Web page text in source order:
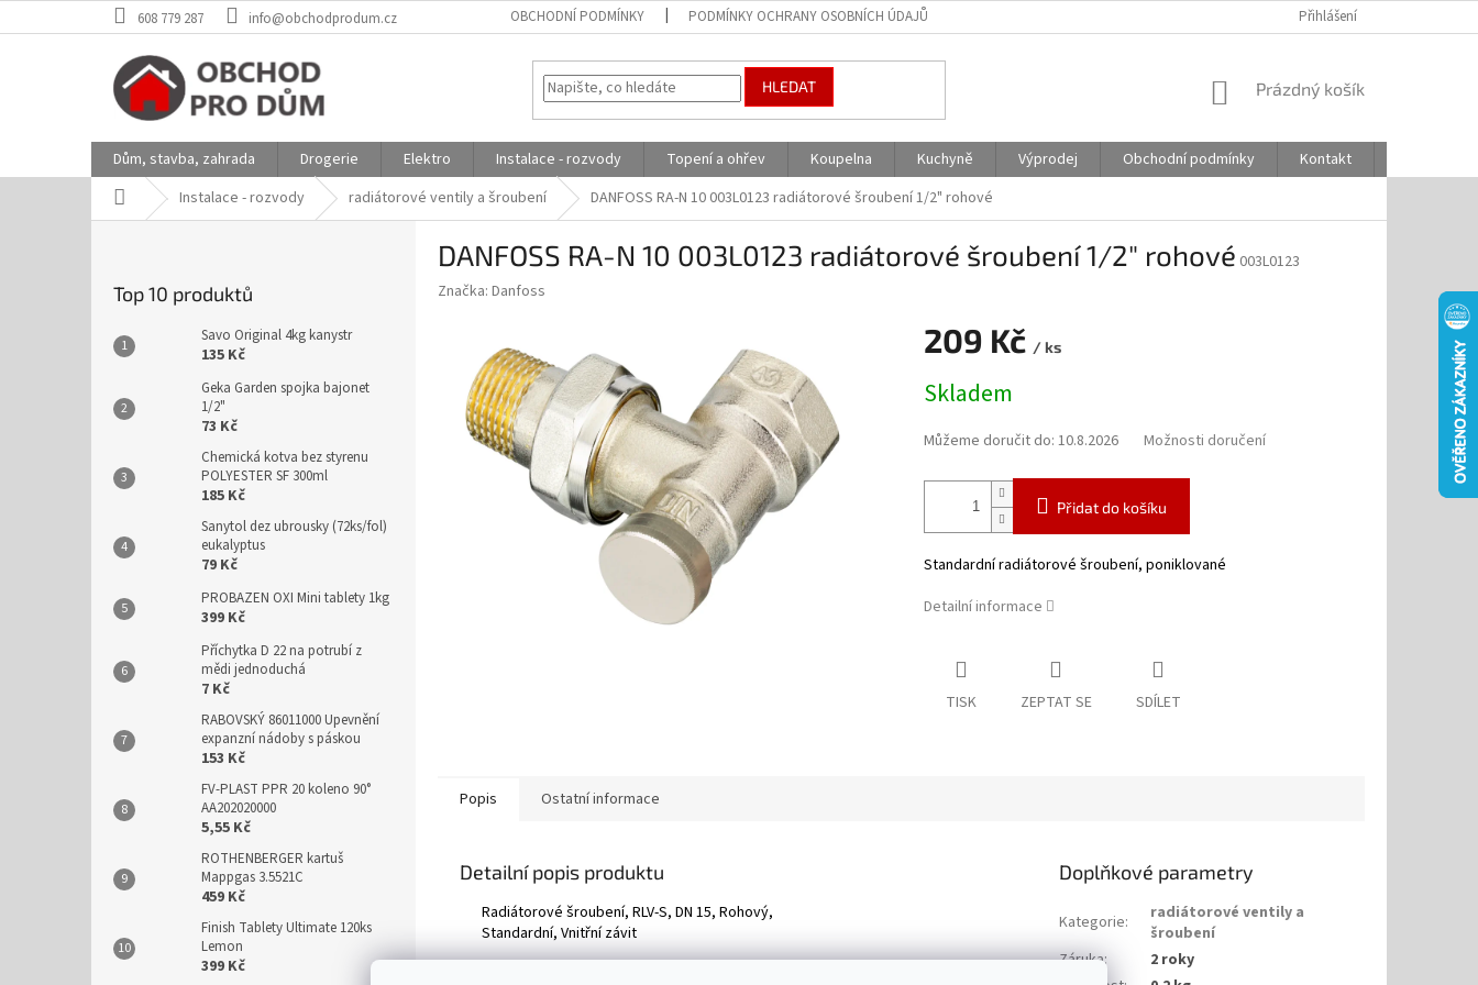
na
608 779 287 info@obchodprodum.cz OBCHODNÍ PODMÍNKY PODMÍNKY OCHRANY OSOBNÍCH ÚDAJŮ Přihlášení
HLEDAT
NÁKUPNÍ
Prázdný košík
Dům, stavba, zahrada Drogerie Elektro Instalace - rozvody Topení a ohřev Koupelna Kuchyně Výprodej Obchodní podmínky Kontakt
Domů Instalace - rozvody radiátorové ventily a šroubení DANFOSS RA-N 10 003L0123 radiátorové šroubení 1/2" rohové
Top 10 produktů
Savo Original 4kg kanystr
135 Kč
Geka Garden spojka bajonet
1/2"
73 Kč
Chemická kotva bez styrenu
POLYESTER SF 300ml
185 Kč
Sanytol dez ubrousky (72ks/fol)
eukalyptus
79 Kč
PROBAZEN OXI Mini tablety 1kg
399 Kč
Příchytka D 22 na potrubí z
mědi jednoduchá
7 Kč
RABOVSKÝ 86011000 Upevnění
expanzní nádoby s páskou
153 Kč
FV-PLAST PPR 20 koleno 90°
AA202020000
5,55 Kč
ROTHENBERGER kartuš
Mappgas 3.5521C
459 Kč
Finish Tablety Ultimate 120ks
Lemon
399 Kč
DANFOSS RA-N 10 003L0123 radiátorové šroubení 1/2" rohové 003L0123
Značka: Danfoss
209 Kč / ks
cena:
Skladem
Můžeme doručit do: 10.8.2026 Možnosti doručení
Přidat do košíku
Standardní radiátorové šroubení, poniklované
Detailní informace
TISK ZEPTAT SE SDÍLET
Popis Ostatní informace
Detailní popis produktu
Radiátorové šroubení, RLV-S, DN 15, Rohový,
Standardní, Vnitřní závit
Doplňkové parametry
Kategorie:
radiátorové ventily a
šroubení
Záruka:
2 roky